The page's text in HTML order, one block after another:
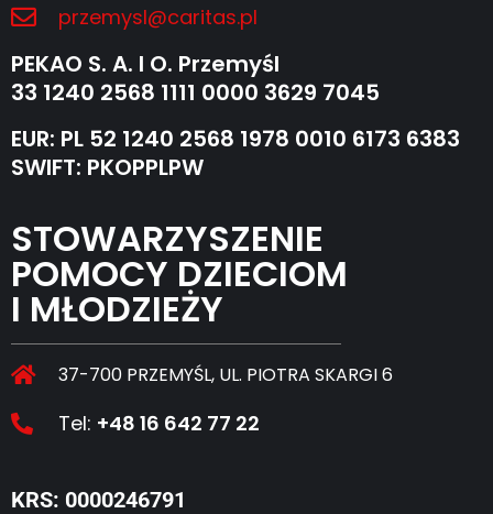
przemysl@caritas.pl
PEKAO S. A. I O. Przemyśl
33 1240 2568 1111 0000 3629 7045
EUR: PL 52 1240 2568 1978 0010 6173 6383
SWIFT: PKOPPLPW
STOWARZYSZENIE
POMOCY DZIECIOM
I MŁODZIEŻY
37-700 PRZEMYŚL, UL. PIOTRA SKARGI 6
Tel: +48 16 642 77 22
KRS: 0000246791